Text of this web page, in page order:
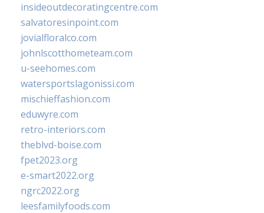
insideoutdecoratingcentre.com
salvatoresinpoint.com
jovialfloralco.com
johnlscotthometeam.com
u-seehomes.com
watersportslagonissi.com
mischieffashion.com
eduwyre.com
retro-interiors.com
theblvd-boise.com
fpet2023.org
e-smart2022.org
ngrc2022.org
leesfamilyfoods.com